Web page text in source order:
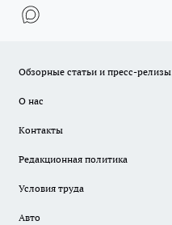
Обзорные статьи и пресс-релизы
О нас
Контакты
Редакционная политика
Условия труда
Авто